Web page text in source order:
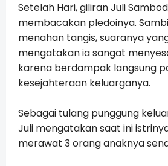
Setelah Hari, giliran Juli
membacakan pledoinya.
menahan tangis, suaranya
mengatakan ia sangat
karena berdampak langsung
kesejahteraan keluarganya.
Sebagai tulang punggung
Juli mengatakan saat ini
merawat 3 orang anaknya